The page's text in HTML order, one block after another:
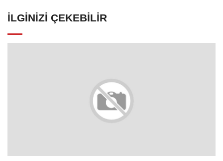
İLGINIZI ÇEKEBILIR